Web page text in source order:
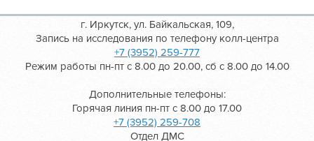
г. Иркутск, ул. Байкальская, 109,
Запись на исследования по телефону колл-центра
+7 (3952) 259-777
Режим работы пн-пт с 8.00 до 20.00, сб с 8.00 до 14.00
Дополнительные телефоны:
Горячая линия пн-пт с 8.00 до 17.00
+7 (3952) 259-708
Отдел ДМС